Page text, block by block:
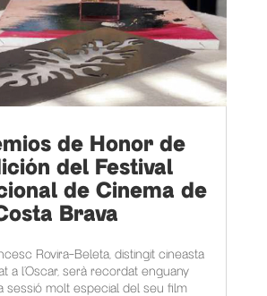
de Honor de
del Festival
de Cinema de
Brava
Rovira-Beleta, distingit cineasta
a l’Oscar, serà recordat enguany
sessió molt especial del seu film